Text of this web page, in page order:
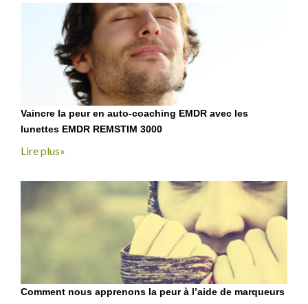
Vaincre la peur en auto-coaching EMDR avec les
lunettes EMDR REMSTIM 3000
Lire plus»
Comment nous apprenons la peur à l’aide de marqueurs